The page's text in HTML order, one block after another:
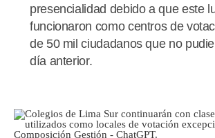
presencialidad debido a que este
funcionaron como centros de
de 50 mil ciudadanos que no
día anterior.